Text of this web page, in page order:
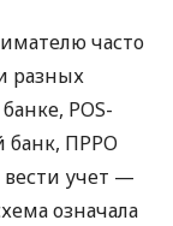
часто
разных
POS-
банк, ПРРО
вести учет —
означала